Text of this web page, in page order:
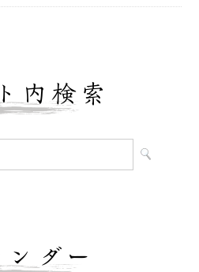
内検索
ンダー